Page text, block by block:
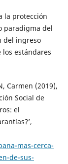
la protección
paradigma del
del ingreso
estándares
Carmen (2019),
Social de
el
mas-cerca-
de-sus-